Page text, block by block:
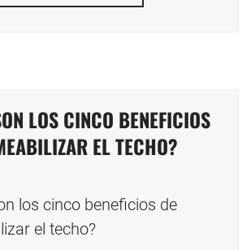
LOS CINCO BENEFICIOS
EL TECHO?